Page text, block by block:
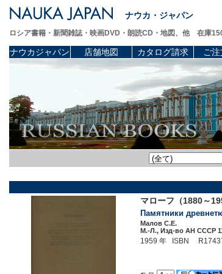
ナウカ・ジャパン
ロシア書籍・新聞雑誌・映画DVD・朗読CD・地図、他 在庫
ナウカジャパン 店舗地図 カタログ請求 ご
マローフ（1880～
Памятники
Малов С.Е.
М.-Л., Изд-во АН СССР
1959 年 ISBN